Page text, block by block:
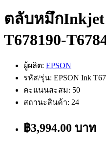
ตลับหมึกInkjet
T678190-
ผู้ผลิต: EPSON
รหัส/รุ่น: EPSON Ink
คะแนนสะสม: 50
สถานะสินค้า: 24
฿3,994.00 บาท